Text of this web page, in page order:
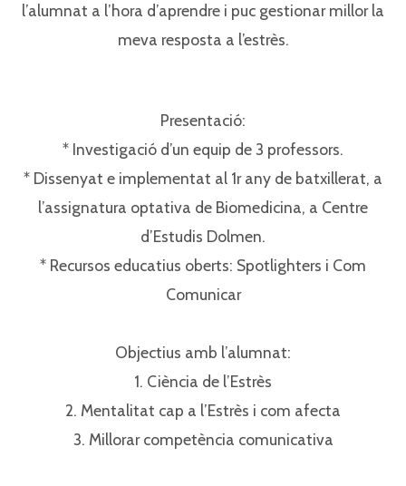
l’alumnat a l’hora d’aprendre i puc gestionar millor la
meva resposta a l’estrès.⁣⁣
Presentació:⁣⁣
* Investigació d’un equip de 3 professors.⁣⁣
* Dissenyat e implementat al 1r any de batxillerat, a
l’assignatura optativa de Biomedicina, a Centre
d’Estudis Dolmen.⁣⁣
* Recursos educatius oberts: Spotlighters i Com
Comunicar⁣⁣
Objectius amb l’alumnat:⁣⁣
1. Ciència de l’Estrès⁣⁣
2. Mentalitat cap a l’Estrès i com afecta⁣⁣
3. Millorar competència comunicativa⁣⁣